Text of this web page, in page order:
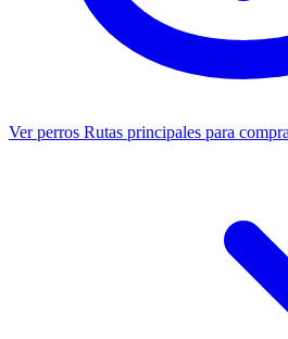
Ver perros Rutas principales para